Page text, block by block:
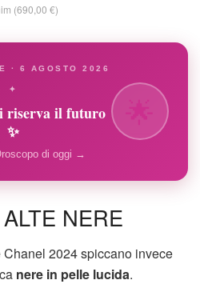
(690,00 €)
· 6 AGOSTO 2026
✦
riserva il futuro
✨
di oggi →
NERE
2024 spiccano invece
nere in pelle lucida.